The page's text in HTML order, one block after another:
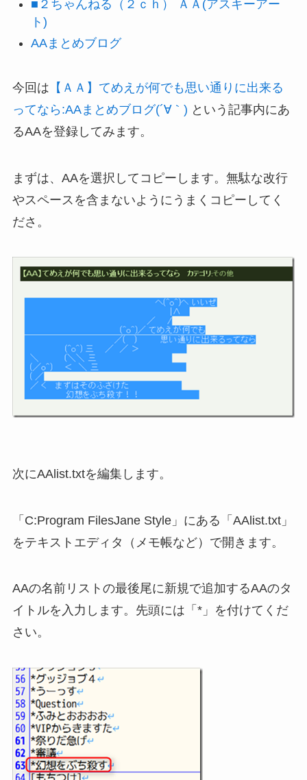
■２ちゃんねる（２ｃｈ） ＡＡ(アスキーアー
ト)
AAまとめブログ
今回は 【ＡＡ】てめえが何でも思い通りに出来る
ってなら:AAまとめブログ(´∀｀) という記事内にあ
るAAを登録してみます。
まずは、AAを選択してコピーします。無駄な改行
やスペースを含まないようにうまくコピーしてく
ださ。
次にAAlist.txtを編集します。
「C:Program FilesJane Style」にある「AAlist.txt」
をテキストエディタ（メモ帳など）で開きます。
AAの名前リストの最後尾に新規で追加するAAのタ
イトルを入力します。先頭には「*」を付けてくだ
さい。